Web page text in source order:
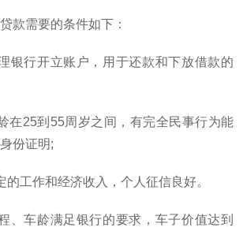
款需要的条件如下：
银行开立账户，用于还款和下放借款的
在25到55周岁之间，有完全民事行为能
份证明;
的工作和经济收入，个人征信良好。
、车龄满足银行的要求，车子价值达到